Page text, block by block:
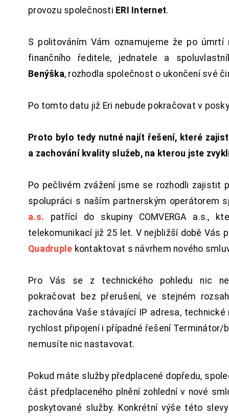
provozu společnosti ERI Internet.
S politováním Vám oznamujeme že po úmrtí
finančního ředitele, jednatele a
Benýška, rozhodla společnost o ukončení své
Po tomto datu již Eri nebude pokračovat v
Proto bylo tedy nutné najít řešení, které
a zachování kvality služeb, na kterou jste
Po pečlivém zvážení jsme se rozhodli zajistit
spolupráci s naším partnerským operátorem
a.s. patřící do skupiny COMVERGA a.s.,
telekomunikací již 25 let. V nejbližší době Vás
Quadruple kontaktovat s návrhem nového
Pro Vás se z technického pohledu nic
pokračovat bez přerušení, ve stejném
zachována Vaše stávající IP adresa, technické
rychlost připojení i případné řešení Terminátor/
nemusíte nic nastavovat.
Pokud máte služby předplacené dopředu,
část předplaceného plnění zohlední v nové
poskytované služby. Konkrétní výše této